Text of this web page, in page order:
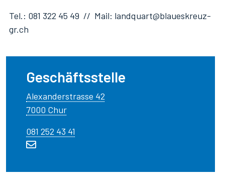
Tel.: 081 322 45 49 // Mail: landquart@blaueskreuz-
gr.ch
Geschäftsstelle
Alexanderstrasse 42
7000 Chur
081 252 43 41